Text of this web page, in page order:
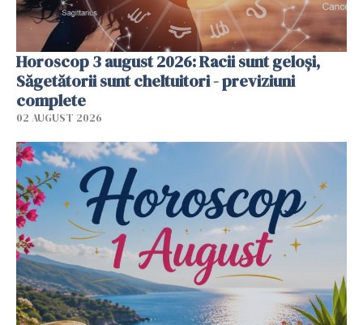
Horoscop 3 august 2026: Racii sunt geloși,
Săgetătorii sunt cheltuitori - previziuni
complete
02 AUGUST 2026